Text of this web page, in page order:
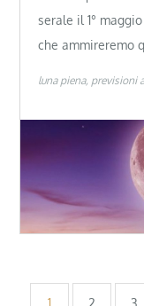
serale il 1°
che ammireremo
luna piena previsioni
1 2 3